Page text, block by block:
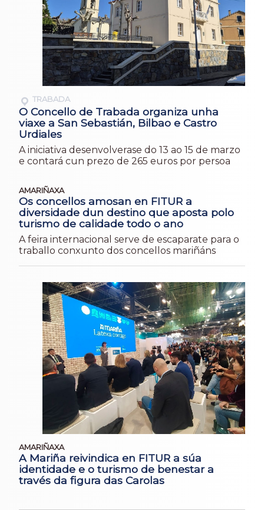
TRABADA
O Concello de Trabada organiza unha
viaxe a San Sebastián, Bilbao e Castro
Urdiales
A iniciativa desenvolverase do 13 ao 15 de marzo
e contará cun prezo de 265 euros por persoa
AMARIÑAXA
Os concellos amosan en FITUR a
diversidade dun destino que aposta polo
turismo de calidade todo o ano
A feira internacional serve de escaparate para o
traballo conxunto dos concellos mariñáns
AMARIÑAXA
A Mariña reivindica en FITUR a súa
identidade e o turismo de benestar a
través da figura das Carolas